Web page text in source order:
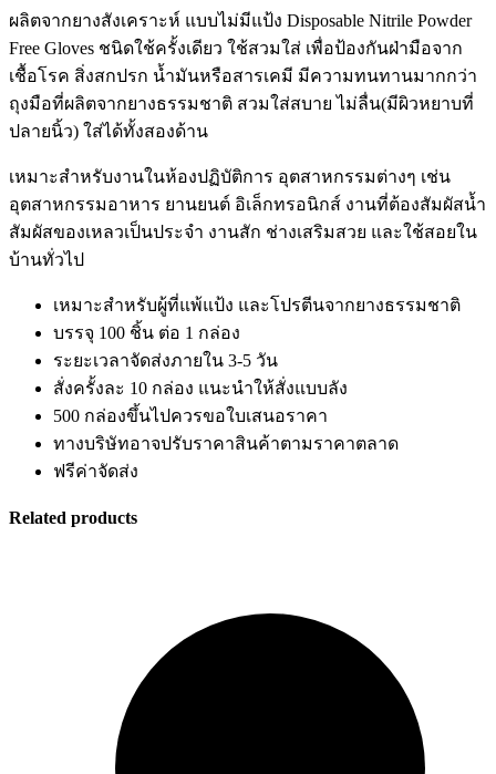
ผลิตจากยางสังเคราะห์ แบบไม่มีแป้ง Disposable Nitrile Powder
Free Gloves ชนิดใช้ครั้งเดียว ใช้สวมใส่ เพื่อป้องกันฝ่ามือจาก
เชื้อโรค สิ่งสกปรก น้ำมันหรือสารเคมี มีความทนทานมากกว่า
ถุงมือที่ผลิตจากยางธรรมชาติ สวมใส่สบาย ไม่ลื่น(มีผิวหยาบที่
ปลายนิ้ว) ใส่ได้ทั้งสองด้าน
เหมาะสำหรับงานในห้องปฏิบัติการ อุตสาหกรรมต่างๆ เช่น
อุตสาหกรรมอาหาร ยานยนต์ อิเล็กทรอนิกส์ งานที่ต้องสัมผัสน้ำ
สัมผัสของเหลวเป็นประจำ งานสัก ช่างเสริมสวย และใช้สอยใน
บ้านทั่วไป
เหมาะสำหรับผู้ที่แพ้แป้ง และโปรตีนจากยางธรรมชาติ
บรรจุ 100 ชิ้น ต่อ 1 กล่อง
ระยะเวลาจัดส่งภายใน 3-5 วัน
สั่งครั้งละ 10 กล่อง แนะนำให้สั่งแบบลัง
500 กล่องขึ้นไปควรขอใบเสนอราคา
ทางบริษัทอาจปรับราคาสินค้าตามราคาตลาด
ฟรีค่าจัดส่ง
Related products